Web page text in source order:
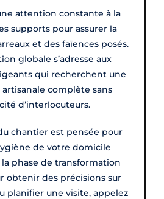
attention constante à la
supports pour assurer la
et des faïences posés.
globale s’adresse aux
qui recherchent une
complète sans
d’interlocuteurs.
chantier est pensée pour
de votre domicile
phase de transformation
obtenir des précisions sur
planifier une visite, appelez